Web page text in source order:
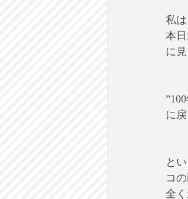
私
本
に見
に
と
コ
全